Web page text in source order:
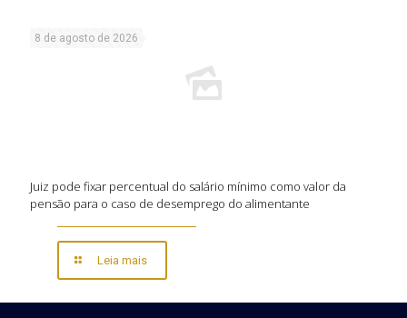
8 de agosto de 2026
Juiz pode fixar percentual do salário mínimo como valor da
pensão para o caso de desemprego do alimentante
Leia mais